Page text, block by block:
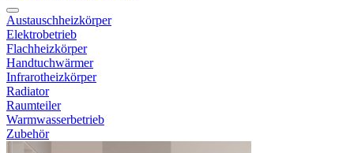
Austauschheizkörper
Elektrobetrieb
Flachheizkörper
Handtuchwärmer
Infrarotheizkörper
Radiator
Raumteiler
Warmwasserbetrieb
Zubehör